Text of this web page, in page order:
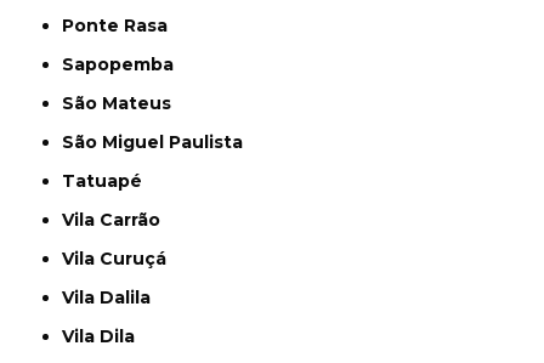
Ponte Rasa
Sapopemba
São Mateus
São Miguel Paulista
Tatuapé
Vila Carrão
Vila Curuçá
Vila Dalila
Vila Dila